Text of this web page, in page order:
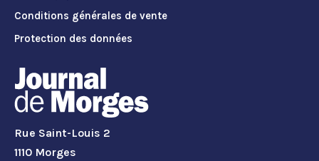
Conditions générales de vente
Protection des données
Rue Saint-Louis 2
1110 Morges